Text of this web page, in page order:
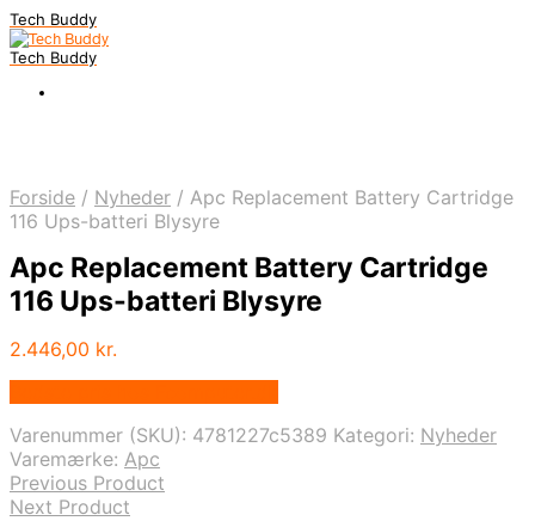
Tech Buddy
Tech Buddy
Forside / Nyheder / Apc Replacement Battery Cartridge
116 Ups-batteri Blysyre
Apc Replacement Battery Cartridge
116 Ups-batteri Blysyre
2.446,00 kr.
Varenummer (SKU): 4781227c5389 Kategori: Nyheder
Varemærke: Apc
Previous Product
Next Product